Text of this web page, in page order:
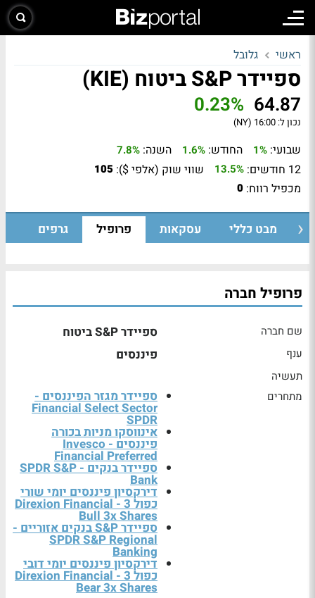
ראשי גלובל
ספיידר S&P ביטוח (KIE)
64.87
0.23%
נכון ל: 16:00 (NY)
שבועי: 1% החודש: 1.6% השנה: 7.8%
12 חודשים: 13.5% שווי שוק (אלפי $): 105
מכפיל רווח: 0
מבט כללי עסקאות פרופיל גרפים
פרופיל חברה
שם חברה ספיידר S&P ביטוח
ענף פיננסים
תעשיה
מתחרים
ספיידר מגזר הפיננסים -
Financial Select Sector
SPDR
אינווסקו מניות בכורה
פיננסים - Invesco
Financial Preferred
ספיידר בנקים - SPDR S&P
Bank
דירקסיון פיננסים יומי שורי
כפול 3 - Direxion Financial
Bull 3x Shares
ספיידר S&P בנקים אזוריים -
SPDR S&P Regional
Banking
דירקסיון פיננסים יומי דובי
כפול 3 - Direxion Financial
Bear 3x Shares